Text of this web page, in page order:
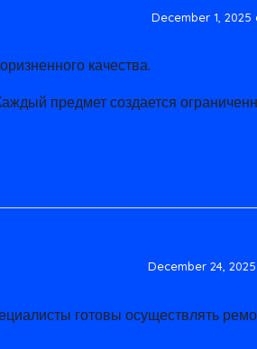
December 1, 2025
качества.
предмет создается
December 24,
готовы осуществлять